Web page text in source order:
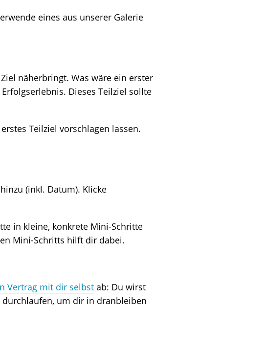
eines aus unserer Galerie
näherbringt. Was wäre ein erster
Dieses Teilziel sollte
Teilziel vorschlagen lassen.
hinzu (inkl. Datum). Klicke
in kleine, konkrete Mini-Schritte
Mini-Schritts hilft dir dabei.
Vertrag mit dir selbst ab: Du wirst
um dir in dranbleiben